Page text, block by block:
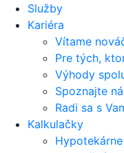
Služby
Kariéra
Vítame
Pre tých,
Výhody
Spoznajte
Radi sa s
Kalkulačky
Hypotekárne